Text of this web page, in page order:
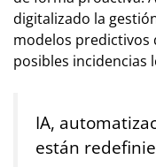
digitalizado la
modelos predictivos
posibles incidencias
IA,
están